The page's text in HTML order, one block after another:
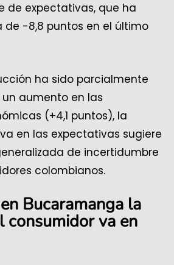
de expectativas, que ha
-8,8 puntos en el último
ha sido parcialmente
aumento en las
(+4,1 puntos), la
en las expectativas sugiere
de incertidumbre
colombianos.
Bucaramanga la
consumidor va en